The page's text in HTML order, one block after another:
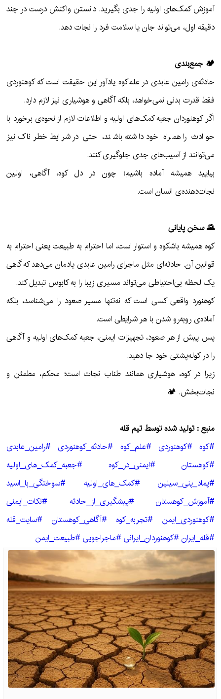
آموزش کمک‌های اولیه را جدی بگیرید. دانستن واکنش درست در چند
دقیقه اول، می‌تواند جان یا سلامت فرد را نجات دهد.
🏕 جمع‌بندی
حادثه‌ی رامین عابدی در علم‌کوه یادآور این حقیقت است که کوهنوردی
فقط قدرت بدنی نمی‌خواهد، بلکه آگاهی و هوشیاری نیز لازم دارد.
اگر کوهنوردان جعبه کمک‌های اولیه و اطلاعات لازم از نحوه‌ی برخورد با
حوادث را همراه خود داشته باشند، حتی در شرایط خطرناک نیز
می‌توانند از آسیب‌های جدی جلوگیری کنند.
بیایید همیشه آماده باشیم؛ چون در دل کوه، آگاهی، اولین
نجات‌دهنده‌ی انسان است.
🌄 سخن پایانی
کوه همیشه باشکوه و استوار است، اما احترام به طبیعت یعنی احترام به
قوانین آن. حادثه‌ای مثل ماجرای رامین عابدی یادمان می‌دهد که گاهی
یک لحظه بی‌احتیاطی می‌تواند مسیری زیبا را به کابوس تبدیل کند.
کوهنورد واقعی کسی است که نه‌تنها مسیر صعود را می‌شناسد، بلکه
آماده‌ی روبه‌رو شدن با هر شرایطی است.
پس پیش از هر صعود، تجهیزات ایمنی، جعبه کمک‌های اولیه و آگاهی
را در کوله‌پشتی خود جا دهید.
زیرا در کوه، هوشیاری همانند طناب نجات است؛ محکم، مطمئن و
نجات‌بخش. 🏕️
منبع : تولید شده توسط تیم قله
#کوه #کوهنوردی #علم_کوه #حادثه_کوهنوردی #رامین_عابدی
#کوهستان #ایمنی_در_کوه #جعبه_کمک_های_اولیه
#پماد_پنی_سیلین #کمک_های_اولیه #سوختگی_با_اسید
#آموزش_کوهستان #پیشگیری_از_حادثه #نکات_ایمنی
#کوهنوردی_ایمن #تجربه_کوه #آگاهی_کوهستان #سایت_قله
#قله_ایران #کوهنوردان_ایرانی #ماجراجویی #طبیعت_ایمن